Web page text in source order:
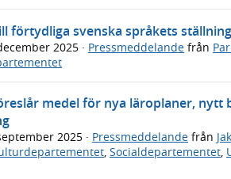
förtydliga svenska språkets
2025 · Pressmeddelande från
medel för nya läroplaner, nytt
2025 · Pressmeddelande från
, Socialdepartementet,